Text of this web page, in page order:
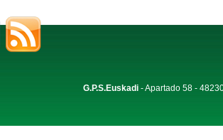
G.P.S.Euskadi- Apartado 58 -